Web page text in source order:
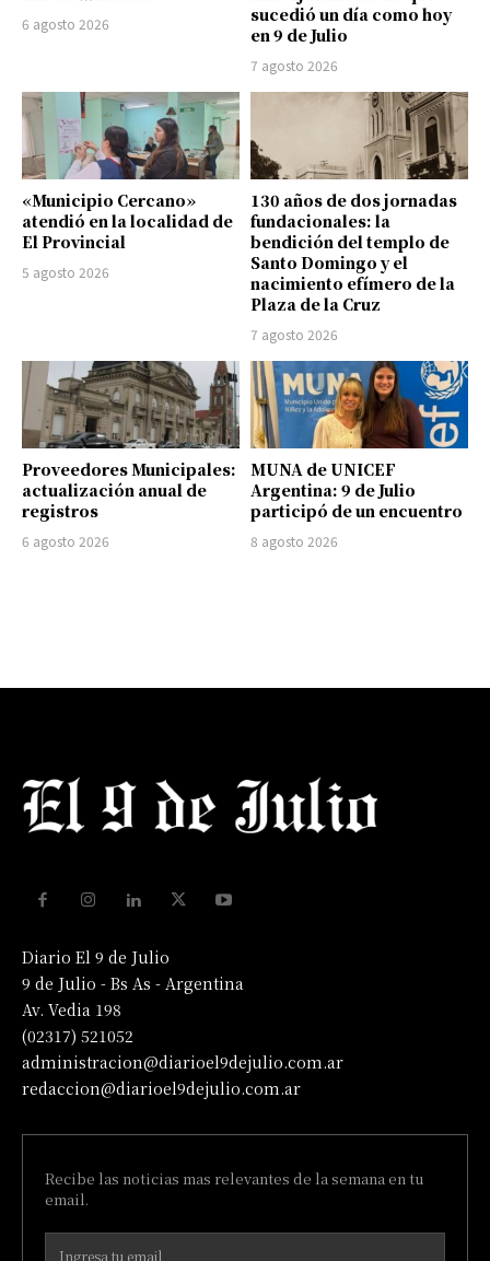
6 agosto 2026
sucedió un día como hoy
en 9 de Julio
7 agosto 2026
«Municipio Cercano»
atendió en la localidad de
El Provincial
5 agosto 2026
130 años de dos jornadas
fundacionales: la
bendición del templo de
Santo Domingo y el
nacimiento efímero de la
Plaza de la Cruz
7 agosto 2026
Proveedores Municipales:
actualización anual de
registros
6 agosto 2026
MUNA de UNICEF
Argentina: 9 de Julio
participó de un encuentro
8 agosto 2026
Diario El 9 de Julio
9 de Julio - Bs As - Argentina
Av. Vedia 198
(02317) 521052
administracion@diarioel9dejulio.com.ar
redaccion@diarioel9dejulio.com.ar
Recibe las noticias mas relevantes de la semana en tu
email.